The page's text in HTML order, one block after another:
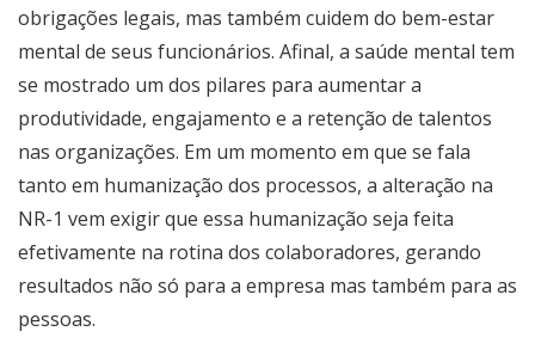
obrigações legais, mas também cuidem do bem-estar
mental de seus funcionários. Afinal, a saúde mental tem
se mostrado um dos pilares para aumentar a
produtividade, engajamento e a retenção de talentos
nas organizações. Em um momento em que se fala
tanto em humanização dos processos, a alteração na
NR-1 vem exigir que essa humanização seja feita
efetivamente na rotina dos colaboradores, gerando
resultados não só para a empresa mas também para as
pessoas.